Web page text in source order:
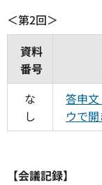
＜第2回＞
資料
番号
な
し
答申
ウで開
【会議記録】